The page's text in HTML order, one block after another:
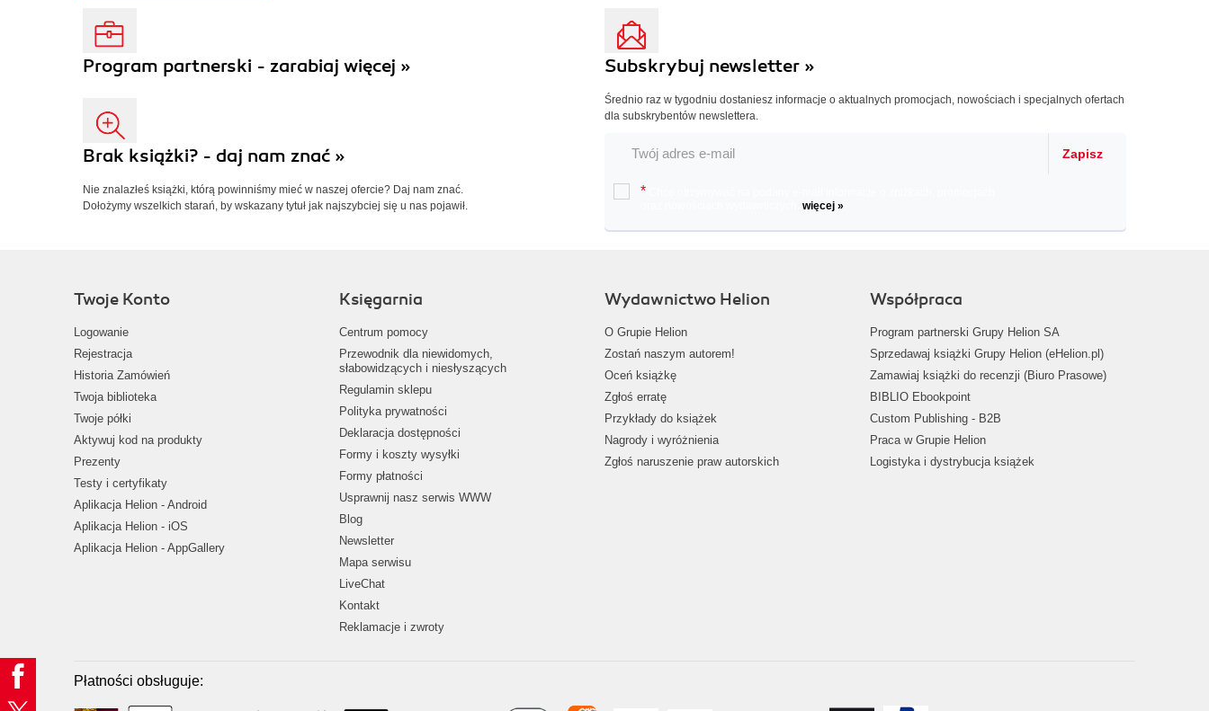
Program partnerski - zarabiaj więcej »
Brak książki? - daj nam znać »
Nie znalazłeś książki, którą powinniśmy mieć w naszej ofercie? Daj nam znać.
Dołożymy wszelkich starań, by wskazany tytuł jak najszybciej się u nas pojawił.
Subskrybuj newsletter »
Średnio raz w tygodniu dostaniesz informacje o aktualnych promocjach, nowościach i specjalnych ofertach
dla subskrybentów newslettera.
Zapisz
*
więcej »
Twoje Konto
Logowanie
Rejestracja
Historia Zamówień
Twoja biblioteka
Twoje półki
Aktywuj kod na produkty
Prezenty
Testy i certyfikaty
Aplikacja Helion - Android
Aplikacja Helion - iOS
Aplikacja Helion - AppGallery
Księgarnia
Centrum pomocy
Przewodnik dla niewidomych,
słabowidzących i niesłyszących
Regulamin sklepu
Polityka prywatności
Deklaracja dostępności
Formy i koszty wysyłki
Formy płatności
Usprawnij nasz serwis WWW
Blog
Newsletter
Mapa serwisu
LiveChat
Kontakt
Reklamacje i zwroty
Wydawnictwo Helion
O Grupie Helion
Zostań naszym autorem!
Oceń książkę
Zgłoś erratę
Przykłady do książek
Nagrody i wyróżnienia
Zgłoś naruszenie praw autorskich
Współpraca
Program partnerski Grupy Helion SA
Sprzedawaj książki Grupy Helion (eHelion.pl)
Zamawiaj książki do recenzji (Biuro Prasowe)
BIBLIO Ebookpoint
Custom Publishing - B2B
Praca w Grupie Helion
Logistyka i dystrybucja książek
Płatności obsługuje: